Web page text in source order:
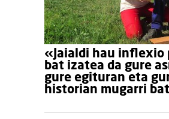
«Jaialdi hau inflexio
bat izatea da gure
gure egituran eta
historian mugarri